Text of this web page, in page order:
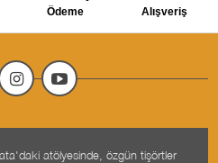
Ödeme
Alışveriş
atölyesinde, özgün tişörtler